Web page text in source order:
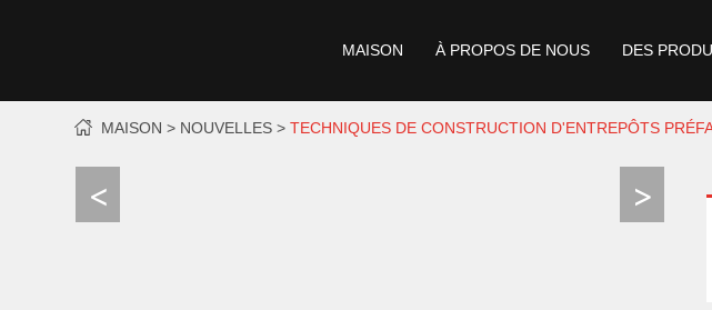
MAISON À PROPOS DE NOUS DES
MAISON NOUVELLES TECHNIQUES DE CONSTRUCTION D'ENTREPÔTS